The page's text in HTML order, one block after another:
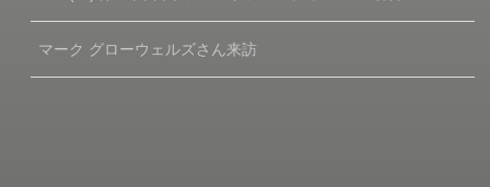
マーク グローウェルズさん来訪